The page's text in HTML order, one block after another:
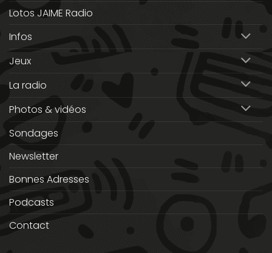
Lotos JAIME Radio
Infos
Jeux
La radio
Photos & vidéos
Sondages
Newsletter
Bonnes Adresses
Podcasts
Contact